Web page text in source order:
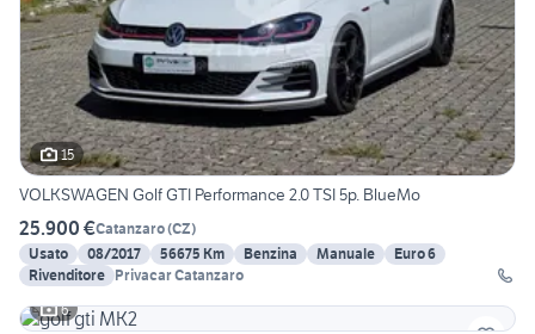
15
VOLKSWAGEN Golf GTI Performance 2.0 TSI 5p. BlueMo
25.900 €Catanzaro(CZ)
Usato
08/2017 56675 Km Benzina Manuale
Euro 6
Rivenditore Privacar Catanzaro
6